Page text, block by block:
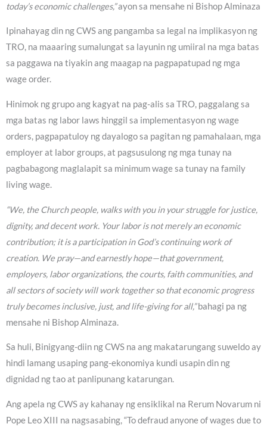
today’s economic challenges,”ayon sa mensahe ni Bishop Alminaza
Ipinahayag din ng CWS ang pangamba sa legal na implikasyon ng
TRO, na maaaring sumalungat sa layunin ng umiiral na mga batas
sa paggawa na tiyakin ang maagap na pagpapatupad ng mga
wage order.
Hinimok ng grupo ang kagyat na pag-alis sa TRO, paggalang sa
mga batas ng labor laws hinggil sa implementasyon ng wage
orders, pagpapatuloy ng dayalogo sa pagitan ng pamahalaan, mga
employer at labor groups, at pagsusulong ng mga tunay na
pagbabagong maglalapit sa minimum wage sa tunay na family
living wage.
“We, the Church people, walks with you in your struggle for justice,
dignity, and decent work. Your labor is not merely an economic
contribution; it is a participation in God’s continuing work of
creation. We pray—and earnestly hope—that government,
employers, labor organizations, the courts, faith communities, and
all sectors of society will work together so that economic progress
truly becomes inclusive, just, and life-giving for all,”bahagi pa ng
mensahe ni Bishop Alminaza.
Sa huli, Binigyang-diin ng CWS na ang makatarungang suweldo ay
hindi lamang usaping pang-ekonomiya kundi usapin din ng
dignidad ng tao at panlipunang katarungan.
Ang apela ng CWS ay kahanay ng ensiklikal na Rerum Novarum ni
Pope Leo XIII na nagsasabing, “To defraud anyone of wages due to